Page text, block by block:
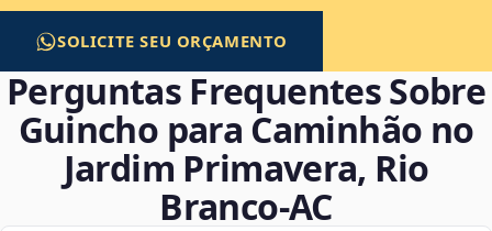
SOLICITE SEU ORÇAMENTO
Perguntas Frequentes Sobre
Guincho para Caminhão no
Jardim Primavera, Rio
Branco‑AC